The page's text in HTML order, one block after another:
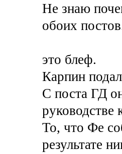
Не знаю
обоих
это блеф.
Карпин
С поста ГД
руководстве
То, что Фе
результате